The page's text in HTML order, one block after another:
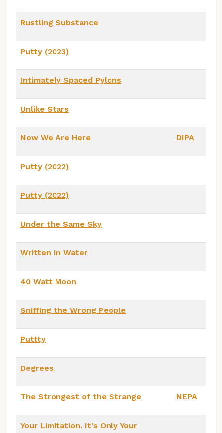
Rustling Substance
Putty (2023)
Intimately Spaced Pylons
Unlike Stars
Now We Are Here DIPA
Putty (2022)
Putty (2022)
Under the Same Sky
Written In Water
40 Watt Moon
Sniffing the Wrong People
Puttty
Degrees
The Strongest of the Strange NEPA
Your Limitation. It’s Only Your